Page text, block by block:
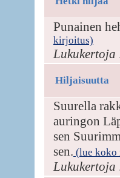
Punainen
kirjoitus)
Lukukertoja
Hiljaisuutta
Suurella
auringon
sen
sen. (lue
Lukukertoja